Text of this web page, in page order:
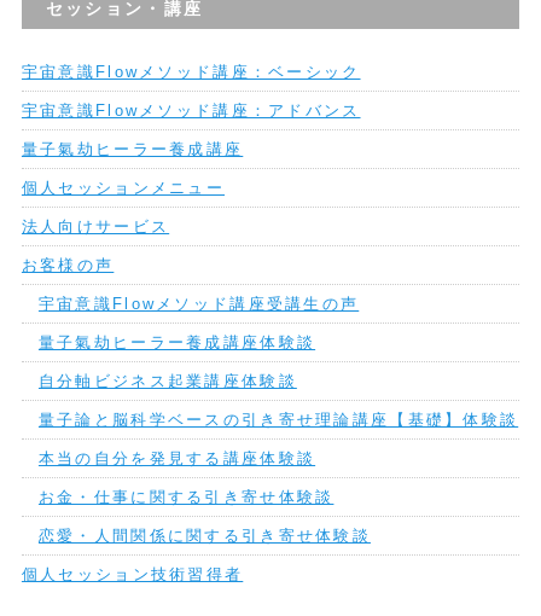
セッション・講座
宇宙意識Flowメソッド講座：ベーシック
宇宙意識Flowメソッド講座：アドバンス
量子氣劫ヒーラー養成講座
個人セッションメニュー
法人向けサービス
お客様の声
宇宙意識Flowメソッド講座受講生の声
量子氣劫ヒーラー養成講座体験談
自分軸ビジネス起業講座体験談
量子論と脳科学ベースの引き寄せ理論講座【基礎】体験談
本当の自分を発見する講座体験談
お金・仕事に関する引き寄せ体験談
恋愛・人間関係に関する引き寄せ体験談
個人セッション技術習得者